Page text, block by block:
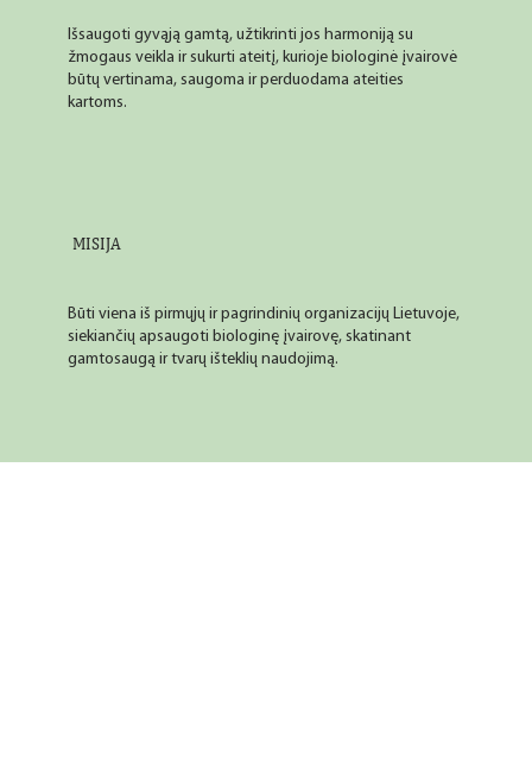
Išsaugoti gyvąją gamtą, užtikrinti jos harmoniją su
žmogaus veikla ir sukurti ateitį, kurioje biologinė įvairovė
būtų vertinama, saugoma ir perduodama ateities
kartoms.
MISIJA
Būti viena iš pirmųjų ir pagrindinių organizacijų Lietuvoje,
siekiančių apsaugoti biologinę įvairovę, skatinant
gamtosaugą ir tvarų išteklių naudojimą.